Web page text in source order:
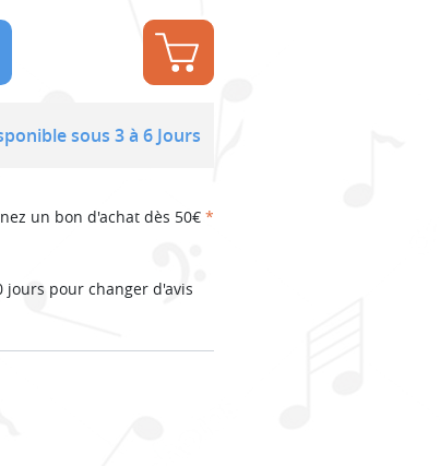
sous 3 à 6 Jours
un bon d'achat dès 50€ *
jours pour changer d'avis